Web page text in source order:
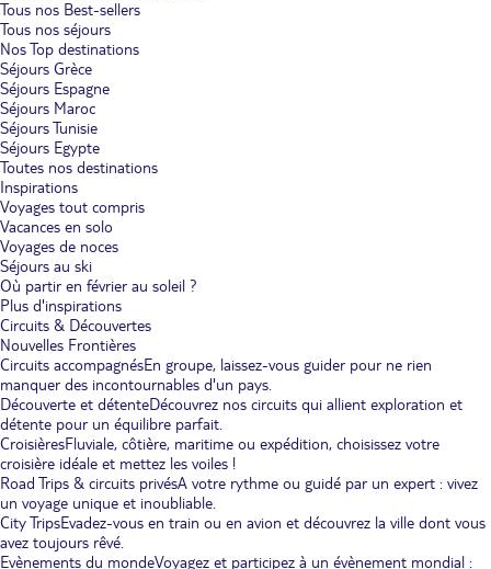
Tous nos Best-sellers
Tous nos séjours
Nos Top destinations
Séjours Grèce
Séjours Espagne
Séjours Maroc
Séjours Tunisie
Séjours Egypte
Toutes nos destinations
Inspirations
Voyages tout compris
Vacances en solo
Voyages de noces
Séjours au ski
Où partir en février au soleil ?
Plus d'inspirations
Circuits & Découvertes
Nouvelles Frontières
Circuits accompagnésEn groupe, laissez-vous guider pour ne rien
manquer des incontournables d'un pays.
Découverte et détenteDécouvrez nos circuits qui allient exploration et
détente pour un équilibre parfait.
CroisièresFluviale, côtière, maritime ou expédition, choisissez votre
croisière idéale et mettez les voiles !
Road Trips & circuits privésA votre rythme ou guidé par un expert : vivez
un voyage unique et inoubliable.
City TripsEvadez-vous en train ou en avion et découvrez la ville dont vous
avez toujours rêvé.
Evènements du mondeVoyagez et participez à un évènement mondial :